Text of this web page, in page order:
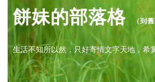
餅妹的部落格 （到
生活不知所以然，只好寄情文字天地，希